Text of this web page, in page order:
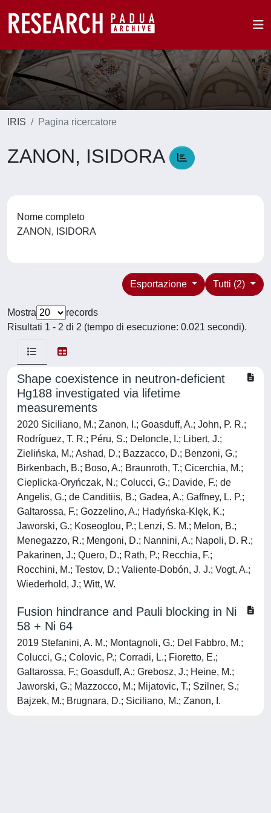
IRIS Pagina ricercatore
ZANON, ISIDORA
Nome completo
ZANON, ISIDORA
Tutti (2)
Esportazione
Mostra
records
Risultati 1 - 2 di 2 (tempo di esecuzione: 0.021 secondi).
Shape coexistence in neutron-deficient
Hg188 investigated via lifetime
measurements
2020 Siciliano, M.; Zanon, I.; Goasduff, A.; John, P. R.;
Rodríguez, T. R.; Péru, S.; Deloncle, I.; Libert, J.;
Zielińska, M.; Ashad, D.; Bazzacco, D.; Benzoni, G.;
Birkenbach, B.; Boso, A.; Braunroth, T.; Cicerchia, M.;
Cieplicka-Oryńczak, N.; Colucci, G.; Davide, F.; de
Angelis, G.; de Canditiis, B.; Gadea, A.; Gaffney, L. P.;
Galtarossa, F.; Gozzelino, A.; Hadyńska-Klȩk, K.;
Jaworski, G.; Koseoglou, P.; Lenzi, S. M.; Melon, B.;
Menegazzo, R.; Mengoni, D.; Nannini, A.; Napoli, D. R.;
Pakarinen, J.; Quero, D.; Rath, P.; Recchia, F.;
Rocchini, M.; Testov, D.; Valiente-Dobón, J. J.; Vogt, A.;
Wiederhold, J.; Witt, W.
Fusion hindrance and Pauli blocking in Ni
58 + Ni 64
2019 Stefanini, A. M.; Montagnoli, G.; Del Fabbro, M.;
Colucci, G.; Colovic, P.; Corradi, L.; Fioretto, E.;
Galtarossa, F.; Goasduff, A.; Grebosz, J.; Heine, M.;
Jaworski, G.; Mazzocco, M.; Mijatovic, T.; Szilner, S.;
Bajzek, M.; Brugnara, D.; Siciliano, M.; Zanon, I.